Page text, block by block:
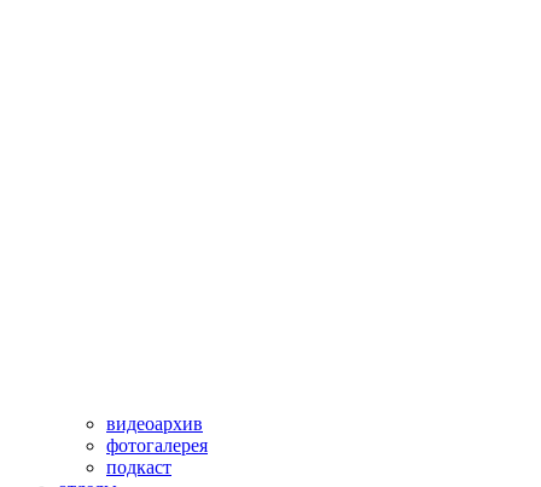
видеоархив
фотогалерея
подкаст